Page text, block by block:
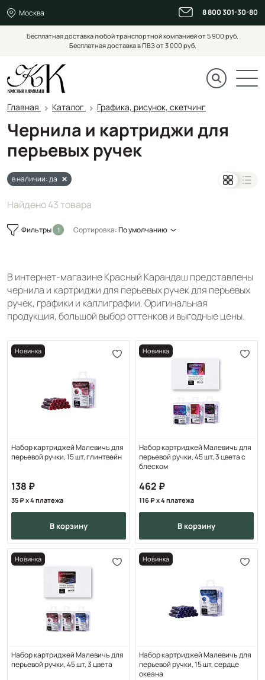
Москва 8 800 301-30-80
Бесплатная доставка любой транспортной компанией от 5 900 руб.
Бесплатная доставка в ПВЗ от 3 000 руб.
Главная Каталог Графика, рисунок, скетчинг
Чернила и картриджи для
перьевых ручек
в наличии: да
Найдено 43 товара
Фильтры Сортировка:По умолчанию
В интернет-магазине Красный Карандаш представлены
чернила и картриджи для перьевых ручек для перьевых
ручек, графики и каллиграфии. Оригинальная
продукция, большой выбор оттенков и выгодные цены.
Набор картриджей Малевичъ для
перьевой ручки, 15 шт, глинтвейн
138
35 x 4 платежа
в корзину
Новинка
Набор картриджей Малевичъ для
перьевой ручки, 45 шт, 3 цвета с
блеском
462
116 x 4 платежа
в корзину
Новинка
Набор картриджей Малевичъ для
перьевой ручки, 45 шт, 3 цвета
Новинка
Набор картриджей Малевичъ для
перьевой ручки, 15 шт, сердце
океана
Новинка